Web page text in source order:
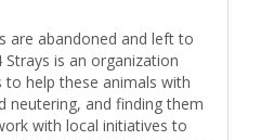
are abandoned and left to
is an organization
to help these animals with
neutering, and finding them
with local initiatives to